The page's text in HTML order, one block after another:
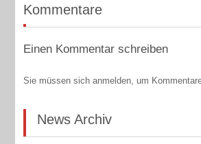
Kommentare
Einen Kommentar schreiben
Sie müssen sich anmelden, um
News Archiv